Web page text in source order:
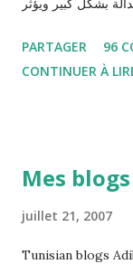
بشكل كبير ويؤثر
واقتصادية
يحس بالظلم و القهر
regard des
PARTAGER
96
CONTINUER À
Mes
juillet 21, 2007
Tunisian blogs